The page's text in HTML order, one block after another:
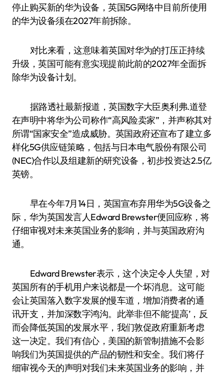
停止购买新的华为设备，英国5G网络中目前所使用
的华为设备须在2027年前拆除。
对比来看，这意味着英国对华为的打压正持续
升级，英国可能有意实现提前此前的2027年全面拆
除华为设备计划。
据路透社最新报道，英国数字大臣奥利弗.道登
在声明中将华为公司称作“高风险卖家”，并声称其对
所谓“国家安全”造成威胁。英国政府还宣布了建立多
样化5G供应链策略，包括与日本电气股份有限公司
(NEC)合作以及组建新的研究设备，初步投资达2.5亿
英镑。
早在今年7月14日，英国宣布弃用华为5G设备之
际，华为英国发言人Edward Brewster便回应称，将
仔细审视对未来英国业务的影响，并与英国政府沟
通。
Edward Brewster表示，这个决定令人失望，对
英国所有的手机用户来说都是一个坏消息。这可能
会让英国落入数字发展的慢车道，增加消费者的通
讯开支，并加深数字鸿沟。此举非但不能‘提高’，反
而会降低英国的发展水平，我们敦促政府重新考虑
这一决定。我们有信心，美国的新管制措施不会影
响我们为英国提供的产品的韧性和安全。我们将仔
细审视今天的声明对我们未来英国业务的影响，并